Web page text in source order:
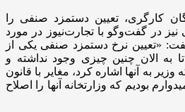
کارگری، تعیین دستمزد صنفی را
نیز در گفت‌وگو با تجارت‌نیوز در مورد
«تعیین نرخ دستمزد صنفی یکی از
به الان چنین چیزی وجود نداشته و
وزیر به آنها اشاره کرد، مغایر با قانون
بودیم که وزارتخانه آنها را اصلاح